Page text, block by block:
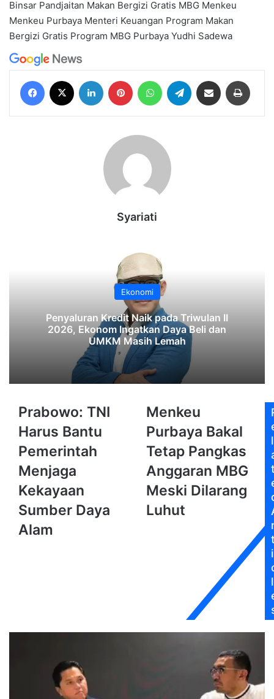
Binsar Pandjaitan Makan Bergizi Gratis MBG Menkeu
Menkeu Purbaya Menteri Keuangan Program Makan
Bergizi Gratis Program MBG Purbaya Yudhi Sadewa
Facebook LinkedIn Pinterest WhatsAppTelegram Share via Email
Syariati
Ekonomi
‎Penyaluran Kredit Naik pada Triwulan II
2026, Ekonom Ingatkan Daya Beli dan
UMKM Masih Lemah‎‎
Prabowo:
Harus
Bantu
Pemerintah
Menjaga
Kekayaan
Sumber
Daya
Alam
Prabowo: TNI
Harus Bantu
Pemerintah
Menjaga
Kekayaan
Sumber Daya
Alam
Menkeu
Purbaya
Bakal
Tetap
Pangkas
Anggaran
MBG
Meski
Dilarang
Menkeu
Purbaya Bakal
Tetap Pangkas
Anggaran MBG
Meski Dilarang
Luhut
l
i
l